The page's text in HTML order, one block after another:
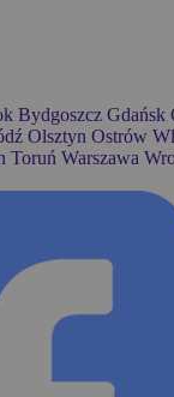
Bydgoszcz Gdańsk
Olsztyn Ostrów
Toruń Warszawa